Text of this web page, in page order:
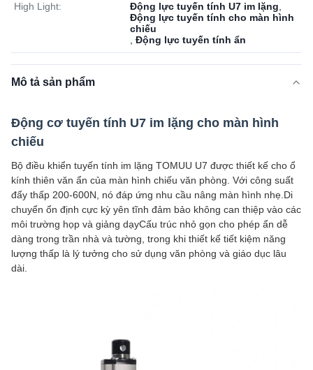
High Light: Động lực tuyến tính U7 im lặng
Động lực tuyến tính cho màn hình
chiếu
Động lực tuyến tính ẩn
Mô tả sản phẩm
Động cơ tuyến tính U7 im lặng cho màn hình
chiếu
Bộ điều khiển tuyến tính im lặng TOMUU U7 được thiết kế cho ổ
kính thiên văn ẩn của màn hình chiếu văn phòng. Với công suất
đẩy thấp 200-600N, nó đáp ứng nhu cầu nâng màn hình nhẹ.Di
chuyển ổn định cực kỳ yên tĩnh đảm bảo không can thiệp vào các
môi trường họp và giảng dạyCấu trúc nhỏ gọn cho phép ẩn dễ
dàng trong trần nhà và tường, trong khi thiết kế tiết kiệm năng
lượng thấp là lý tưởng cho sử dụng văn phòng và giáo dục lâu
dài.